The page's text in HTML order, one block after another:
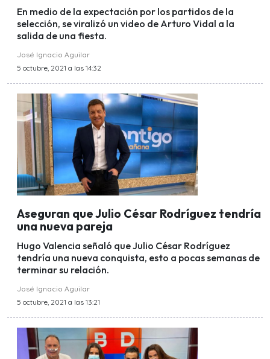
En medio de la expectación por los partidos de la
selección, se viralizó un video de Arturo Vidal a la
salida de una fiesta.
José Ignacio Aguilar
5 octubre, 2021 a las 14:32
Aseguran que Julio César Rodríguez tendría
una nueva pareja
Hugo Valencia señaló que Julio César Rodríguez
tendría una nueva conquista, esto a pocas semanas de
terminar su relación.
José Ignacio Aguilar
5 octubre, 2021 a las 13:21